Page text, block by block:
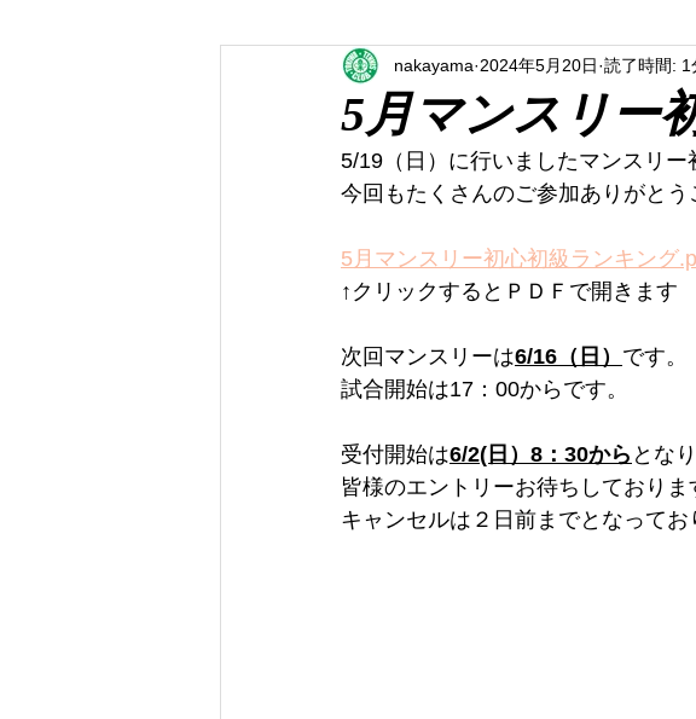
5月マンスリー
nakayama 2024年5月20日 読了時間: 1
5/19（日）に行いましたマンスリー
今回もたくさんのご参加ありがとう
5月マンスリー初心初級ランキング
↑クリックするとＰＤＦで開きます
次回マンスリーは6/16（日） です。
試合開始は17：00からです。
受付開始は6/2(日）8：30から とな
皆様のエントリーお待ちしておりま
キャンセルは２日前までとなって